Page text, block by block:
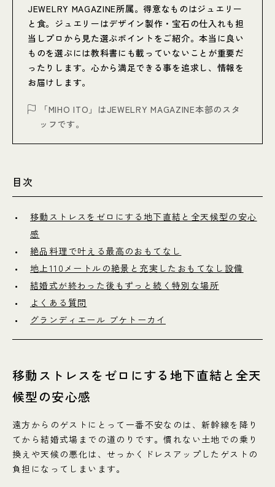
JEWELRY MAGAZINE所属。得意なものはジュエリー
と食。ジュエリーはデザイン製作・宝石の仕入れも担
当しプロから見た選ぶポイントをご紹介。本当に良い
ものを選ぶには教科書にも載っていないことが重要だ
ったりします。心から満足できる事を追求し、情報を
お届けします。
「MIHO ITO」はJEWELRY MAGAZINE本部のスタ
ッフです。
目次
移動ストレスをゼロにする地下直結と全天候型の安心
感
絶品料理で叶える最高のおもてなし
地上110メートルの絶景と充実したおもてなし設備
結婚式が終わった後もずっと続く特別な場所
よくある質問
グランディエール ブケトーカイ
移動ストレスをゼロにする地下直結と全天
候型の安心感
遠方からのゲストにとって一番不安なのは、新幹線を降り
てから結婚式場までの道のりです。慣れない土地での乗り
換えや天候の悪化は、せっかくドレスアップしたゲストの
負担になってしまいます。